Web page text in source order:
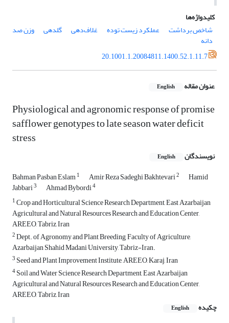
کلیدواژه‌ها
شاخص برداشت
عملکرد زیست توده غلاف‌دهی گلدهی وزن صد
دانه
20.1001.1.20084811.1400.52.1.11.7
عنوان مقاله English
Physiological and agronomic response of promise
safflower genotypes to late season water deficit
stress
نویسندگان English
Bahman Pasban Eslam1 Amir Reza Sadeghi Bakhtevari2 Hamid
Jabbari3 Ahmad Bybordi4
1Crop and Horticultural Science Research Department, East Azarbaijan
Agricultural and Natural Resources Research and Education Center,
AREEO, Tabriz, Iran
2Dept. of Agronomy and Plant Breeding, Faculty of Agriculture,
Azarbaijan Shahid Madani University, Tabriz-Iran.
3 Seed and Plant Improvement Institute, AREEO, Karaj, Iran
4Soil and Water Science Research Department, East Azarbaijan
Agricultural and Natural Resources Research and Education Center,
AREEO, Tabriz, Iran
چکیده
English